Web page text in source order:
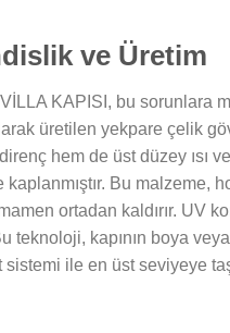
ve Üretim
KAPISI, bu sorunlara
üretilen yekpare çelik
hem de üst düzey ısı
kaplanmıştır. Bu malzeme,
ortadan kaldırır. UV
teknoloji, kapının boya
ile en üst seviyeye